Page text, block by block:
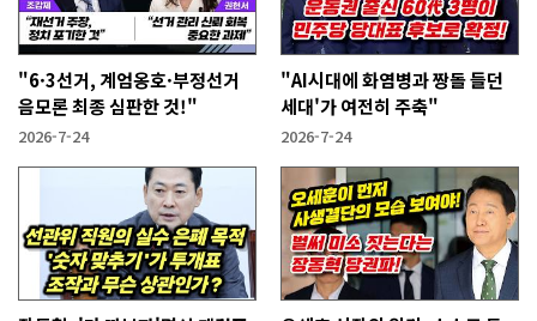
"6·3선거, 계엄옹호·부정선거
음모론 최종 심판한 것!"
2026-7-24
"AI시대에 화염병과 짱돌 들던
세대'가 여전히 주축"
2026-7-24